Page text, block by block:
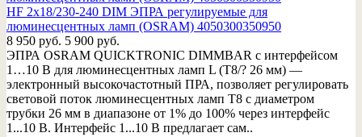
HF 2x18/230-240 DIM ЭПРА регулируемые для
люминесцентных ламп (OSRAM) 4050300350950
8 950 руб. 5 900 руб.
ЭПРА OSRAM QUICKTRONIC DIMMBAR с интерфейсом
1…10 В для люминесцентных ламп L (T8/? 26 мм) —
электронный высокочастотный ПРА, позволяет регулировать
световой поток люминесцентных ламп Т8 с диаметром
трубки 26 мм в диапазоне от 1% до 100% через интерфейс
1...10 В. Интерфейс 1...10 В предлагает сам..